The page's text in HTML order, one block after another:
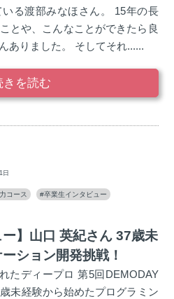
る渡部みなほさん。 15年の長
とや、こんなことができたら良
ありました。 そしてそれ......
きを読む
日
コース
#卒業生インタビュー
ー】山口 英紀さん 37歳未
ション開発挑戦！
たディープロ 第5回DEMODAY
未経験から始めたプログラミン